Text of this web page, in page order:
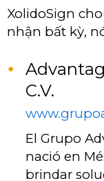
XolidoSign
nhận bất kỳ,
C.V.
El Grupo
nació en
brindar